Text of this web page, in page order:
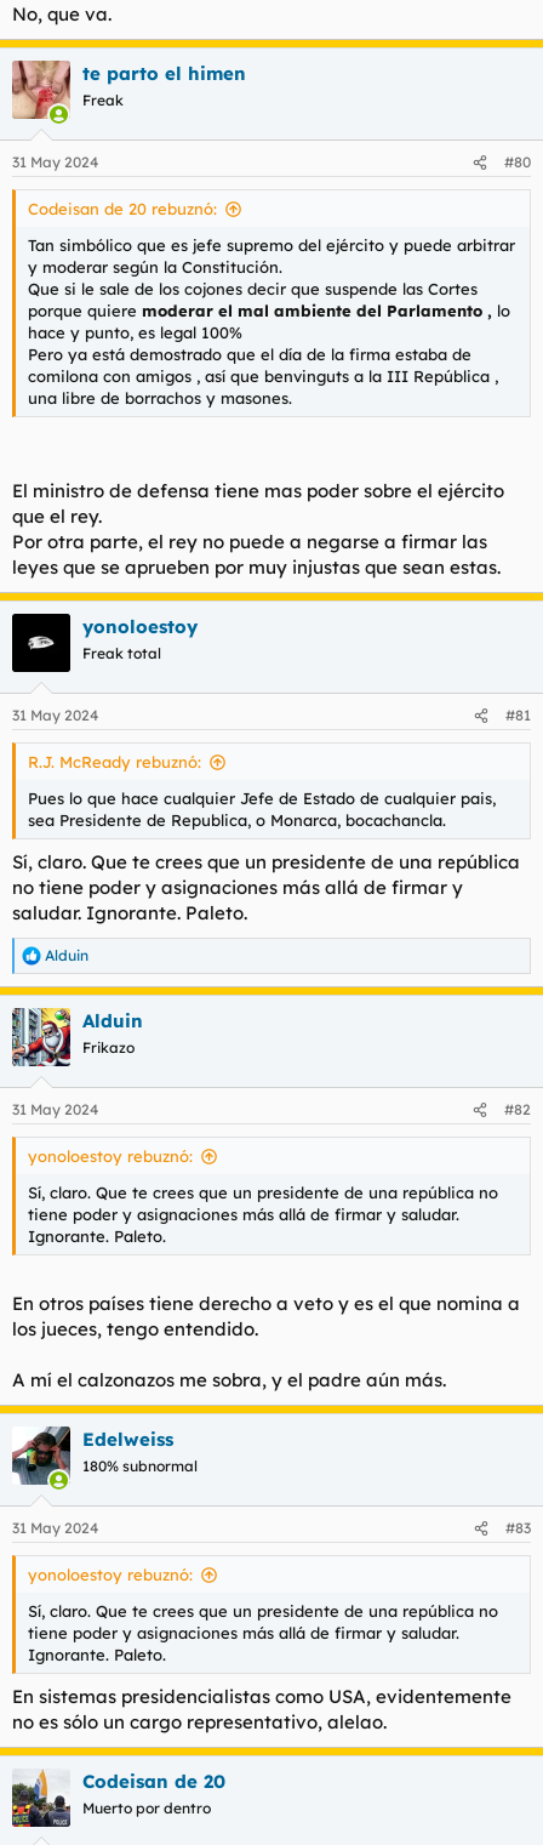
:
No, que va.
te parto el himen
Freak
31 May 2024 #80
Codeisan de 20 rebuznó:
Tan simbólico que es jefe supremo del ejército y puede arbitrar
y moderar según la Constitución.
Que si le sale de los cojones decir que suspende las Cortes
porque quiere moderar el mal ambiente del Parlamento , lo
hace y punto, es legal 100%
Pero ya está demostrado que el día de la firma estaba de
comilona con amigos , así que benvinguts a la III República ,
una libre de borrachos y masones.
El ministro de defensa tiene mas poder sobre el ejército
que el rey.
Por otra parte, el rey no puede a negarse a firmar las
leyes que se aprueben por muy injustas que sean estas.
yonoloestoy
Freak total
31 May 2024 #81
R.J. McReady rebuznó:
Pues lo que hace cualquier Jefe de Estado de cualquier pais,
sea Presidente de Republica, o Monarca, bocachancla.
Sí, claro. Que te crees que un presidente de una república
no tiene poder y asignaciones más allá de firmar y
saludar. Ignorante. Paleto.
R
e
a
c
c
i
e
s
Alduin
Alduin
Frikazo
31 May 2024 #82
yonoloestoy rebuznó:
Sí, claro. Que te crees que un presidente de una república no
tiene poder y asignaciones más allá de firmar y saludar.
Ignorante. Paleto.
En otros países tiene derecho a veto y es el que nomina a
los jueces, tengo entendido.
A mí el calzonazos me sobra, y el padre aún más.
Edelweiss
180% subnormal
31 May 2024 #83
yonoloestoy rebuznó:
Sí, claro. Que te crees que un presidente de una república no
tiene poder y asignaciones más allá de firmar y saludar.
Ignorante. Paleto.
En sistemas presidencialistas como USA, evidentemente
no es sólo un cargo representativo, alelao.
Codeisan de 20
Muerto por dentro